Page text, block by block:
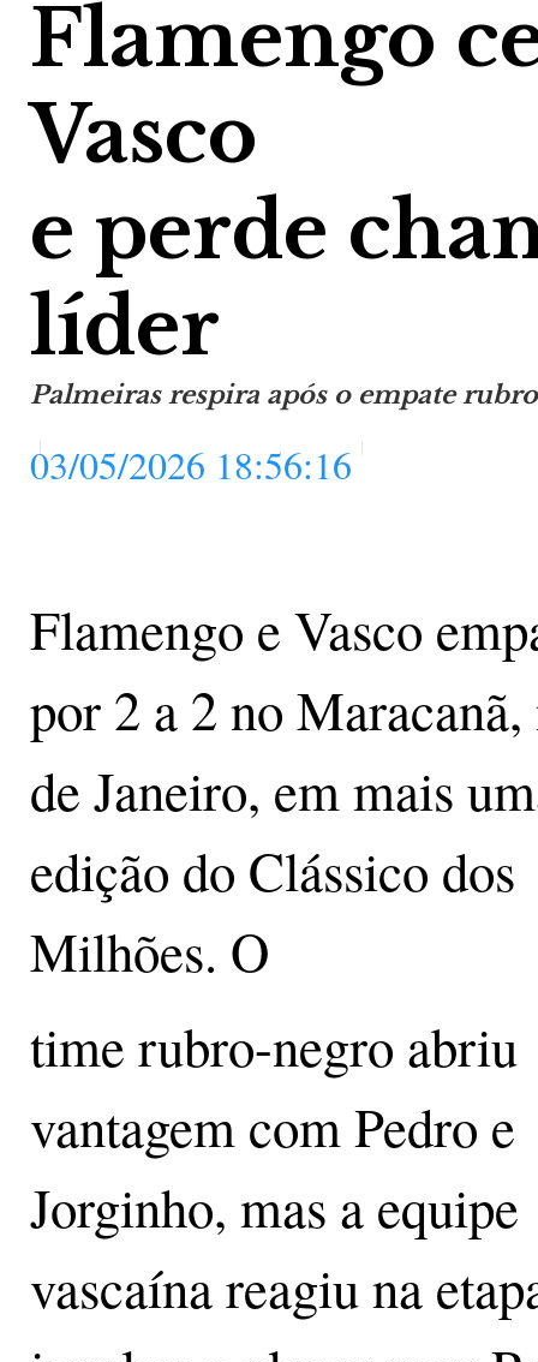
Flamengo
Vasco
e perde
líder
Palmeiras respira após o empate
03/05/2026 18:56:16
Flamengo e Vasco
por 2 a 2 no
de Janeiro, em mais
edição do Clássico dos
Milhões. O
time rubro-negro abriu
vantagem com Pedro e
Jorginho, mas a equipe
vascaína reagiu na